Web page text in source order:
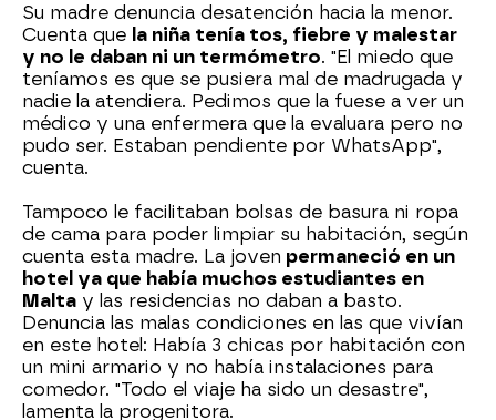
Su madre denuncia desatención hacia la menor.
Cuenta que la niña tenía tos, fiebre y malestar
y no le daban ni un termómetro. "El miedo que
teníamos es que se pusiera mal de madrugada y
nadie la atendiera. Pedimos que la fuese a ver un
médico y una enfermera que la evaluara pero no
pudo ser. Estaban pendiente por WhatsApp",
cuenta.
Tampoco le facilitaban bolsas de basura ni ropa
de cama para poder limpiar su habitación, según
cuenta esta madre. La joven permaneció en un
hotel ya que había muchos estudiantes en
Malta y las residencias no daban a basto.
Denuncia las malas condiciones en las que vivían
en este hotel: Había 3 chicas por habitación con
un mini armario y no había instalaciones para
comedor. "Todo el viaje ha sido un desastre",
lamenta la progenitora.